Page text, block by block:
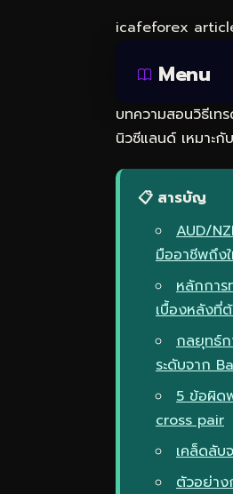
icafeforex
Menu
บทความสอนวิธีเท
นิวซีแลนด์ เหมาะกั
📋 สารบัญ
AUD/
มืออาชีพถึง
หลักกา
เบื้องหลังที่ต้
กลยุทธ์
ระดับจาก
5 ข้อผิด
cross pair
เคล็ดลับ
ตัวอย่า